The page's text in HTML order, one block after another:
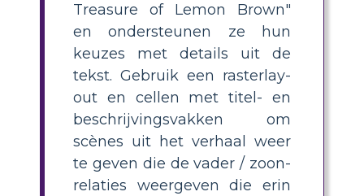
Treasure of Lemon Brown"
en ondersteunen ze hun
keuzes met details uit de
tekst. Gebruik een rasterlay-
out en cellen met titel- en
beschrijvingsvakken om
scènes uit het verhaal weer
te geven die de vader / zoon-
relaties weergeven die erin